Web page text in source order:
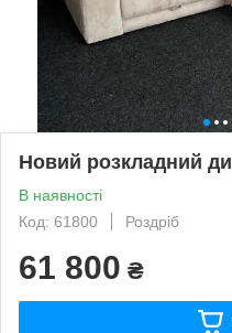
Новий розкладний
В наявності
Код: 61800
Роздріб
61 800 ₴